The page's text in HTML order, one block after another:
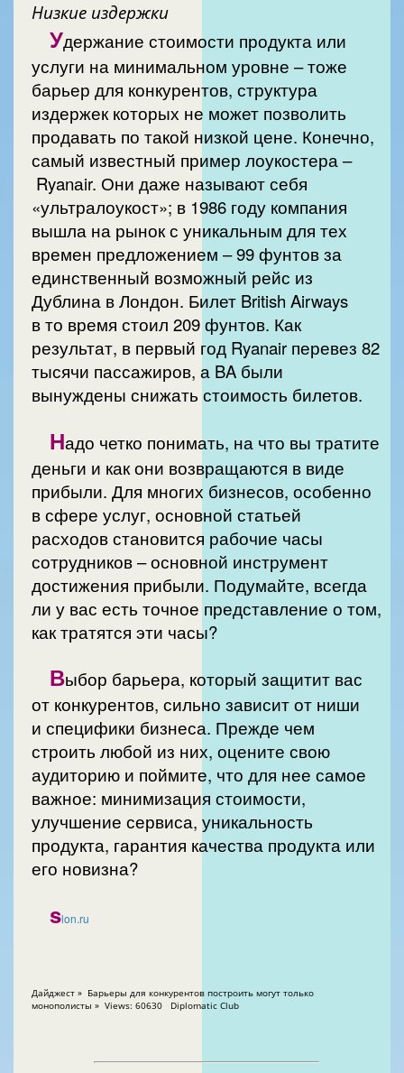
Низкие издержки
Удержание стоимости продукта или
услуги на минимальном уровне – тоже
барьер для конкурентов, структура
издержек которых не может позволить
продавать по такой низкой цене. Конечно,
самый известный пример лоукостера –
Ryanаir. Они даже называют себя
«ультралоукост»; в 1986 году компания
вышла на рынок с уникальным для тех
времен предложением – 99 фунтов за
единственный возможный рейс из
Дублина в Лондон. Билет British Airways
в то время стоил 209 фунтов. Как
результат, в первый год Ryanair перевез 82
тысячи пассажиров, а BA были
вынуждены снижать стоимость билетов.
Надо четко понимать, на что вы тратите
деньги и как они возвращаются в виде
прибыли. Для многих бизнесов, особенно
в сфере услуг, основной статьей
расходов становится рабочие часы
сотрудников – основной инструмент
достижения прибыли. Подумайте, всегда
ли у вас есть точное представление о том,
как тратятся эти часы?
Выбор барьера, который защитит вас
от конкурентов, сильно зависит от ниши
и специфики бизнеса. Прежде чем
строить любой из них, оцените свою
аудиторию и поймите, что для нее самое
важное: минимизация стоимости,
улучшение сервиса, уникальность
продукта, гарантия качества продукта или
его новизна?
slon.ru
Дайджест » Барьеры для конкурентов построить могут только
монополисты » Views: 60630 Diplomatic Club